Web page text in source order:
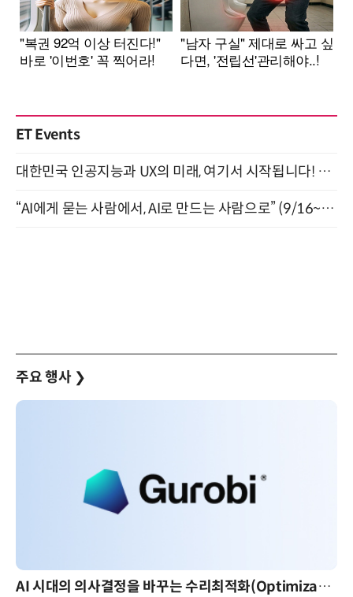
ET Events
대한민국 인공지능과 UX의 미래, 여기서 시작됩니다! UX Korea 2026 - Fall 9월 2일 개최
“AI에게 묻는 사람에서, AI로 만드는 사람으로” (9/16~17)
주요 행사 ❯
AI 시대의 의사결정을 바꾸는 수리최적화(Optimization): 실제 산업 적용 사례와 활용 전략